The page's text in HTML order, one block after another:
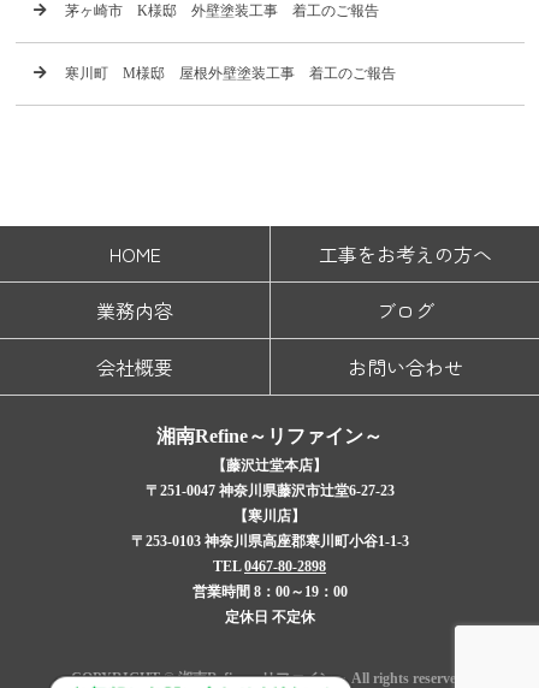
茅ヶ崎市 K様邸 外壁塗装工事 着工のご報告
寒川町 M様邸 屋根外壁塗装工事 着工のご報告
HOME
工事をお考えの方へ
業務内容
ブログ
会社概要
お問い合わせ
湘南Refine～リファイン～
【藤沢辻堂本店】
〒251-0047 神奈川県藤沢市辻堂6-27-23
【寒川店】
〒253-0103 神奈川県高座郡寒川町小谷1-1-3
TEL0467-80-2898
営業時間 8：00～19：00
定休日 不定休
COPYRIGHT © 湘南Refine～リファイン～ All rights reserved.